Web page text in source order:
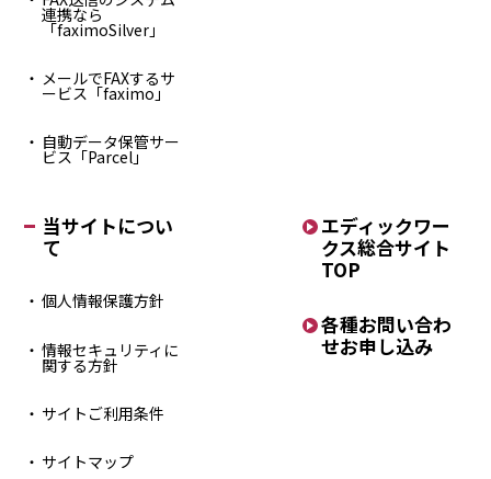
連携なら
「faximoSilver」
メールでFAXするサ
ービス「faximo」
自動データ保管サー
ビス「Parcel」
当サイトについ
て
個人情報保護方針
情報セキュリティに
関する方針
サイトご利用条件
サイトマップ
エディックワー
クス総合サイト
TOP
各種お問い合わ
せお申し込み